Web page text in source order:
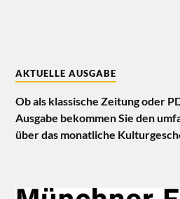
AKTUELLE AUSGABE
Ob als klassische Zeitung oder
Ausgabe bekommen Sie den
über das monatliche